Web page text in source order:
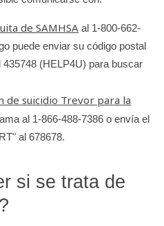
de SAMHSA al 1-800-662-
puede enviar su código postal
(HELP4U) para buscar
de suicidio Trevor para la
al 1-866-488-7386 o envía el
al 678678.
si se trata de